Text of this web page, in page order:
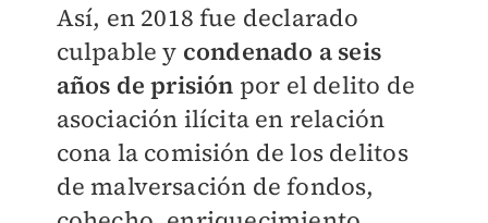
Así, en 2018 fue declarado
culpable y condenado a seis
años deprisión por el delito de
asociación ilícita en relación
cona la comisión de los delitos
de malversación de fondos,